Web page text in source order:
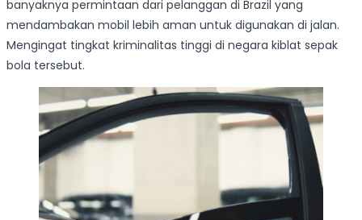
banyaknya permintaan dari pelanggan di Brazil yang
mendambakan mobil lebih aman untuk digunakan di jalan.
Mengingat tingkat kriminalitas tinggi di negara kiblat sepak
bola tersebut.